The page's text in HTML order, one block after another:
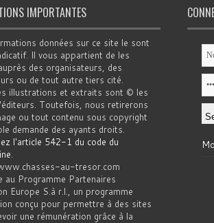
IMPORTANTES
données sur ce site le sont
Il vous appartient de les
des organisateurs, des
ou de tout autre tiers cité.
illustrations et extraits sont © les
Toutefois, nous retirerons
ou tout contenu sous copyright
demande des ayants droits.
l'article 542-1 du code du
.
au-tresor.com
au Programme Partenaires
Europe S.à r.l., un programme
conçu pour permettre à des sites
une rémunération grâce à la